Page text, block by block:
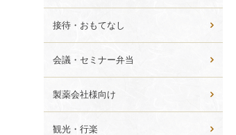
接待・おもてなし
会議・セミナー弁当
製薬会社様向け
観光・行楽